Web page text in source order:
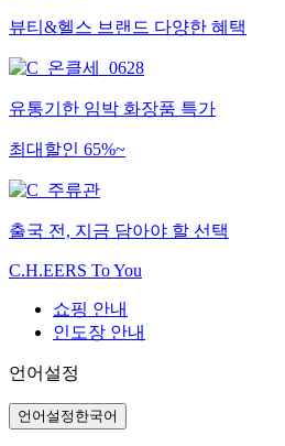
뷰티&헬스 브랜드 다양한 혜택
유통기한 임박 화장품 특가
최대할인 65%~
출국 전, 지금 담아야 할 선택
C.H.EERS To You
쇼핑 안내
인도장 안내
언어설정
언어설정 한국어